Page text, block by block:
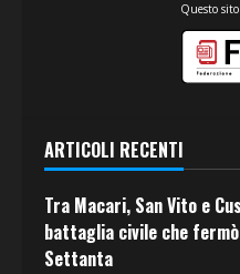
Questo sito
ARTICOLI RECENTI
Tra Macari, San Vito e
battaglia civile che
Settanta